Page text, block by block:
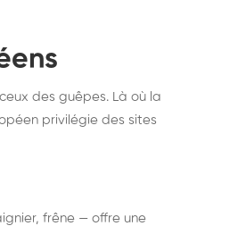
des guêpes. Là où la
privilégie des sites
frêne — offre une